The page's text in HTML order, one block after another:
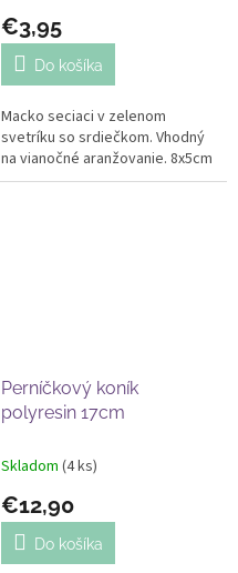
€3,95
Do košíka
Macko seciaci v zelenom
svetríku so srdiečkom. Vhodný
na vianočné aranžovanie. 8x5cm
Perníčkový koník
polyresin 17cm
Skladom (4 ks)
€12,90
Do košíka